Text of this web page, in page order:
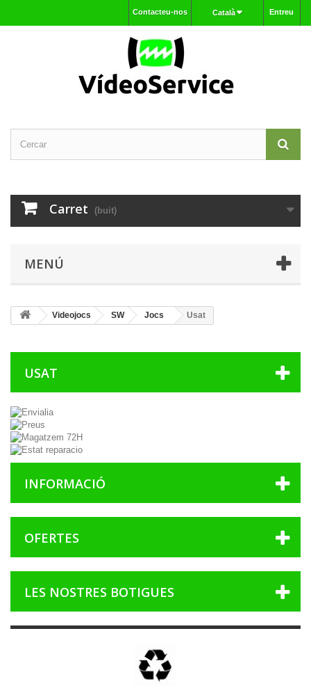
Entreu
Català
Contacteu-nos
Carret (buit)
MENÚ
Videojocs SW Jocs Usat
USAT
INFORMACIÓ
OFERTES
LES NOSTRES BOTIGUES